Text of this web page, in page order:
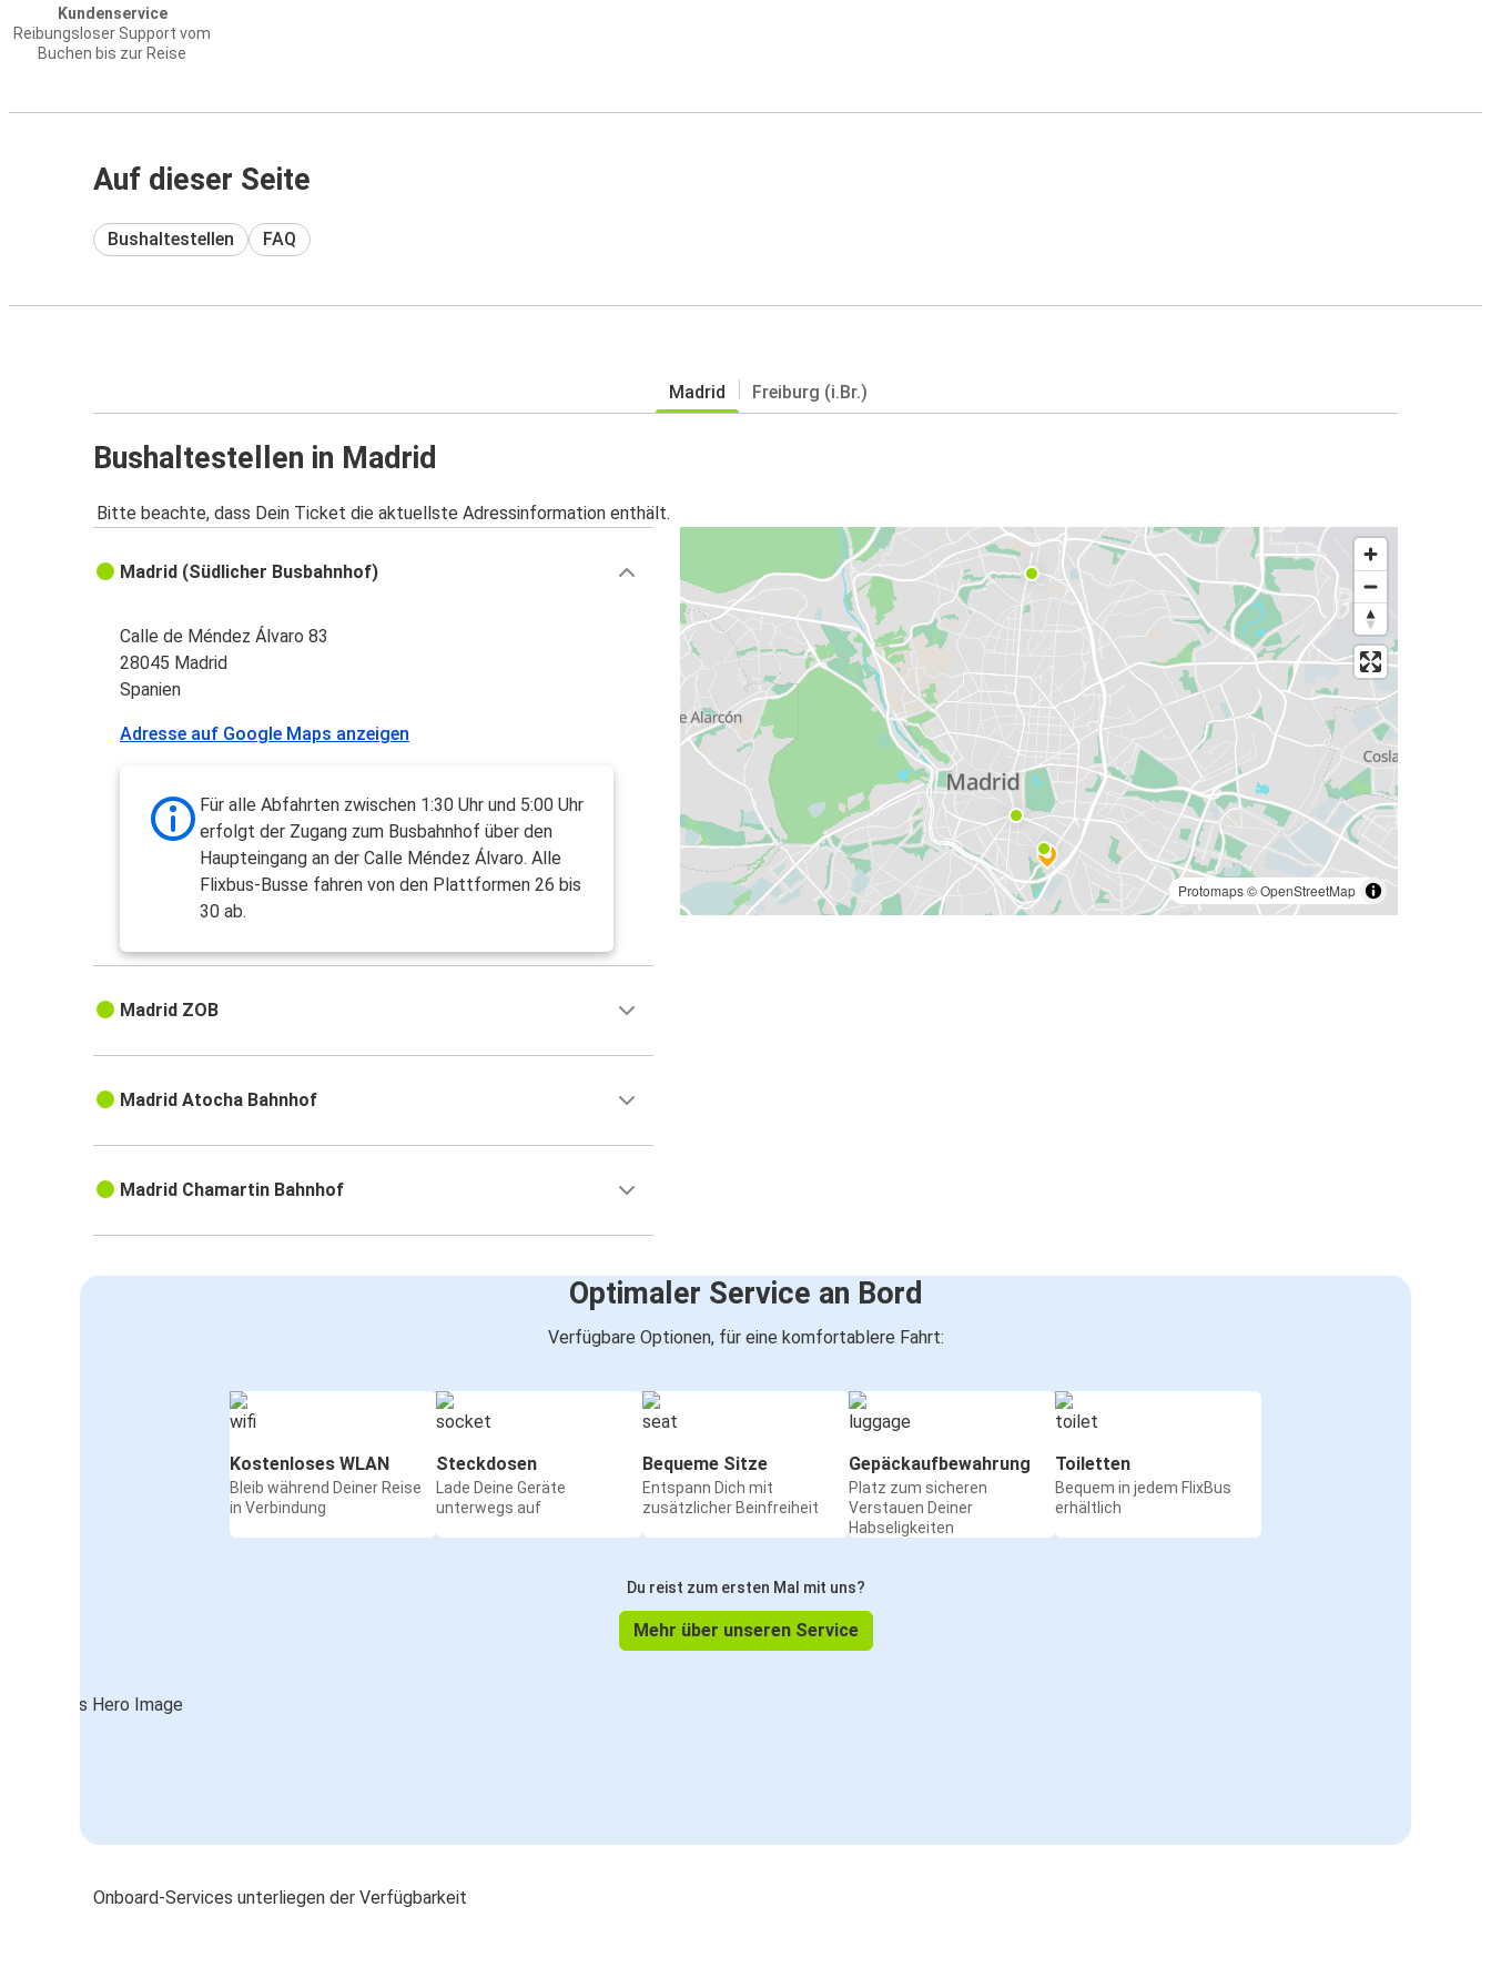
Kundenservice
Reibungsloser Support vom
Buchen bis zur Reise
Auf dieser Seite
Bushaltestellen FAQ
Madrid Freiburg (i.Br.)
Bushaltestellen in Madrid
Bitte beachte, dass Dein Ticket die aktuellste Adressinformation enthält.
Protomaps©OpenStreetMap
Madrid (Südlicher Busbahnhof)
Calle de Méndez Álvaro 83
28045 Madrid
Spanien
Adresse auf Google Maps anzeigen
Für alle Abfahrten zwischen 1:30 Uhr und 5:00 Uhr
erfolgt der Zugang zum Busbahnhof über den
Haupteingang an der Calle Méndez Álvaro. Alle
Flixbus-Busse fahren von den Plattformen 26 bis
30 ab.
Madrid ZOB
Madrid Atocha Bahnhof
Madrid Chamartin Bahnhof
Optimaler Service an Bord
Verfügbare Optionen, für eine komfortablere Fahrt:
Kostenloses WLAN
Bleib während Deiner Reise
in Verbindung
Steckdosen
Lade Deine Geräte
unterwegs auf
Bequeme Sitze
Entspann Dich mit
zusätzlicher Beinfreiheit
Gepäckaufbewahrung
Platz zum sicheren
Verstauen Deiner
Habseligkeiten
Toiletten
Bequem in jedem FlixBus
erhältlich
Du reist zum ersten Mal mit uns?
Mehr über unseren Service
Onboard-Services unterliegen der Verfügbarkeit